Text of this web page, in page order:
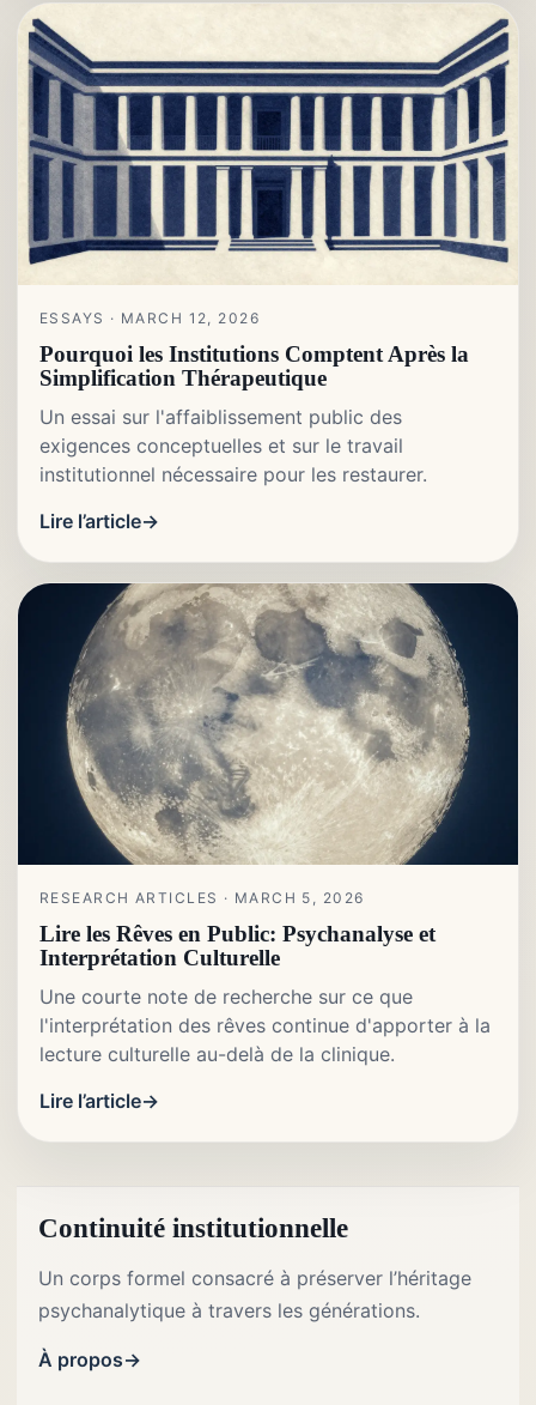
ESSAYS · MARCH 12, 2026
Pourquoi les Institutions Comptent Après la
Simplification Thérapeutique
Un essai sur l'affaiblissement public des
exigences conceptuelles et sur le travail
institutionnel nécessaire pour les restaurer.
Lire l’article
RESEARCH ARTICLES · MARCH 5, 2026
Lire les Rêves en Public: Psychanalyse et
Interprétation Culturelle
Une courte note de recherche sur ce que
l'interprétation des rêves continue d'apporter à la
lecture culturelle au-delà de la clinique.
Lire l’article
Continuité institutionnelle
Un corps formel consacré à préserver l’héritage
psychanalytique à travers les générations.
À propos